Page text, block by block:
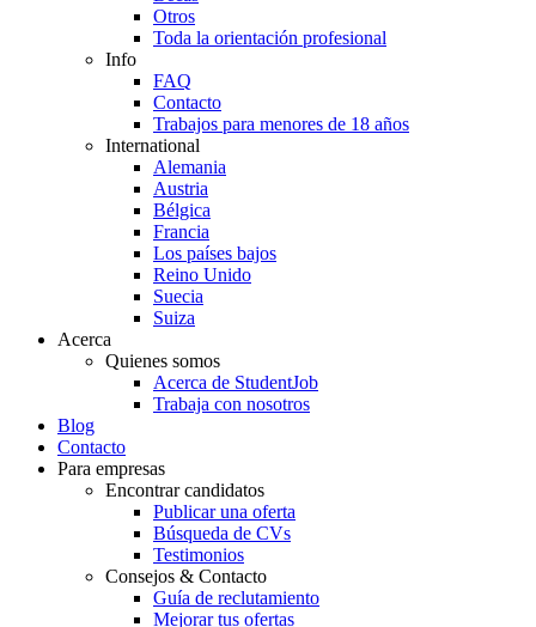
Otros
Toda la orientación profesional
Info
FAQ
Contacto
Trabajos para menores de 18 años
International
Alemania
Austria
Bélgica
Francia
Los países bajos
Reino Unido
Suecia
Suiza
Acerca
Quienes somos
Acerca de StudentJob
Trabaja con nosotros
Blog
Contacto
Para empresas
Encontrar candidatos
Publicar una oferta
Búsqueda de CVs
Testimonios
Consejos & Contacto
Guía de reclutamiento
Mejorar tus ofertas